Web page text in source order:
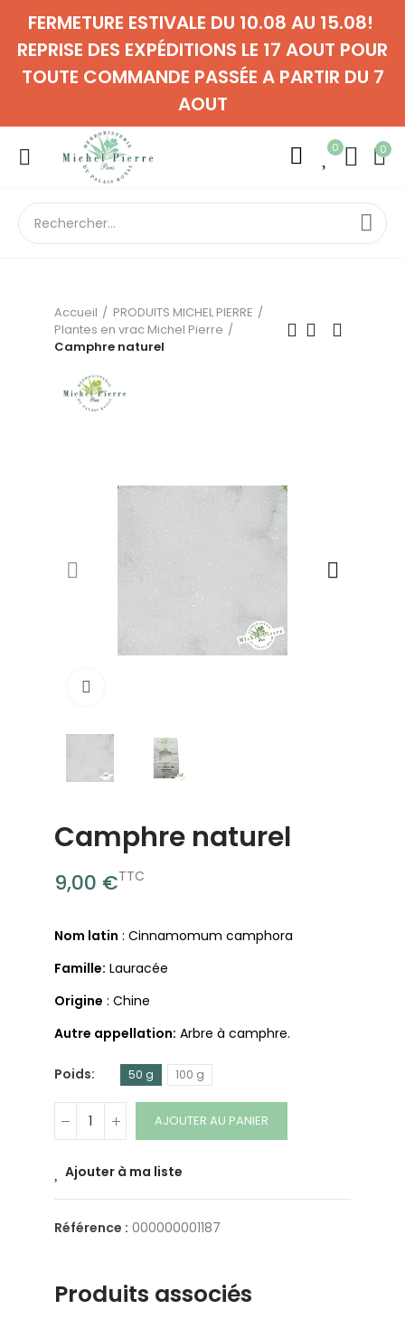
FERMETURE ESTIVALE DU 10.08 AU 15.08!
REPRISE DES EXPÉDITIONS LE 17 AOUT POUR
TOUTE COMMANDE PASSÉE A PARTIR DU 7
AOUT
0 0
Accueil
PRODUITS MICHEL PIERRE
Plantes en vrac Michel Pierre
Camphre naturel
Camphre naturel
9,00 €TTC
Nom latin : Cinnamomum camphora
Famille: Lauracée
Origine : Chine
Autre appellation: Arbre à camphre.
Poids 50 g 100 g
AJOUTER AU PANIER
Ajouter à ma liste
Référence : 000000001187
Produits associés